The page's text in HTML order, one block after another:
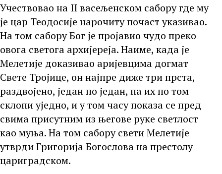
Учествовао на II васељенском сабору где му
је цар Теодосије нарочиту почаст указивао.
На том сабору Бог је пројавио чудо преко
овога светога архијереја. Наиме, када је
Мелетије доказивао аријевцима догмат
Свете Тројице, он најпре диже три прста,
раздвојено, један по један, па их по том
склопи уједно, и у том часу показа се пред
свима присутним из његове руке светлост
као муња. На том сабору свети Мелетије
утврди Григорија Богослова на престолу
цариградском.